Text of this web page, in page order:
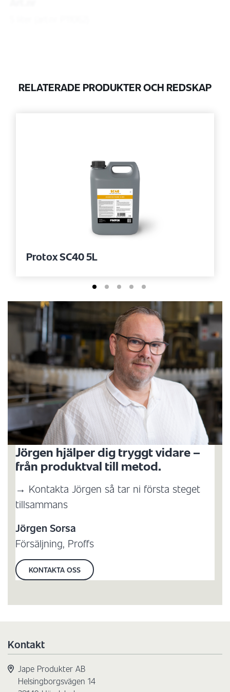
RELATERADE PRODUKTER OCH REDSKAP
Protox SC40 5L
Jörgen hjälper dig tryggt vidare –
från produktval till metod.
→ Kontakta Jörgen så tar ni första steget
tillsammans
Jörgen Sorsa
Försäljning, Proffs
KONTAKTA OSS
Kontakt
Jape Produkter AB
Helsingborgsvägen 14